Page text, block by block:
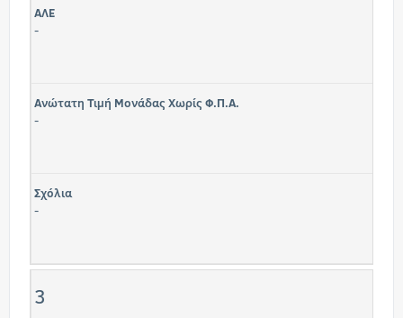
ΑΛΕ
-
Ανώτατη Τιμή Μονάδας Χωρίς Φ.Π.Α.
-
Σχόλια
-
3